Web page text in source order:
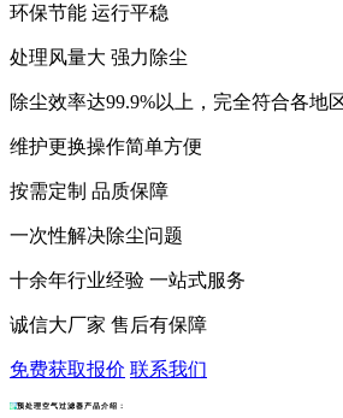
环保节能 运行平稳
处理风量大 强力除尘
除尘效率达99.9%以上，完全符合各地
维护更换操作简单方便
按需定制 品质保障
一次性解决除尘问题
十余年行业经验 一站式服务
诚信大厂家 售后有保障
免费获取报价 联系我们
预处理空气过滤器产品介绍：